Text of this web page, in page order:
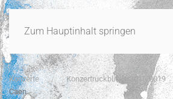
Zum Hauptinhalt springen
Konzerte Konzertrückblicke 2010-2019
Caen